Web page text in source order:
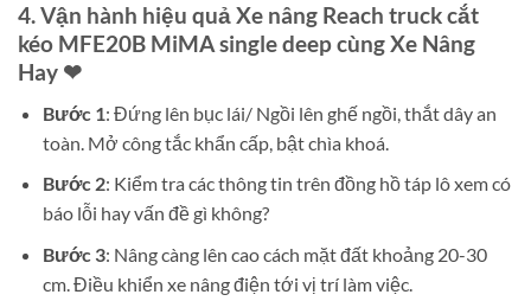
4. Vận hành hiệu quả Xe nâng Reach truck cắt
kéo MFE20B MiMA single deep cùng Xe Nâng
Hay ❤
Bước 1: Đứng lên bục lái/ Ngồi lên ghế ngồi, thắt dây an
toàn. Mở công tắc khẩn cấp, bật chìa khoá.
Bước 2: Kiểm tra các thông tin trên đồng hồ táp lô xem có
báo lỗi hay vấn đề gì không?
Bước 3: Nâng càng lên cao cách mặt đất khoảng 20-30
cm. Điều khiển xe nâng điện tới vị trí làm việc.